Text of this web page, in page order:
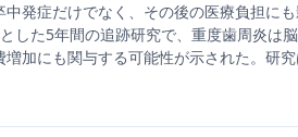
発症だけでなく、その後の医療負担に
した5年間の追跡研究で、重度歯周炎は
加にも関与する可能性が示された。研